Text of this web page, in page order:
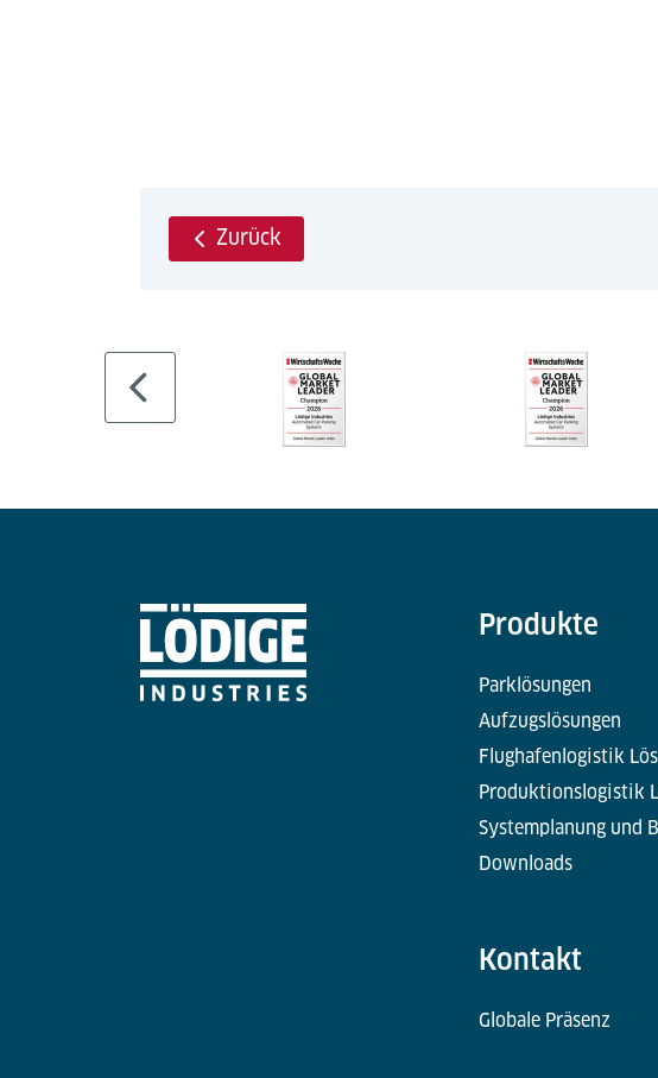
Zurück
Produkte
Parklösungen
Aufzugslösungen
Flughafenlogistik
Produktionslogistik
Systemplanung und
Downloads
Kontakt
Globale Präsenz